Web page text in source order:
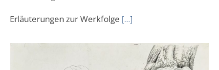
Erläuterungen zur Werkfolge […]